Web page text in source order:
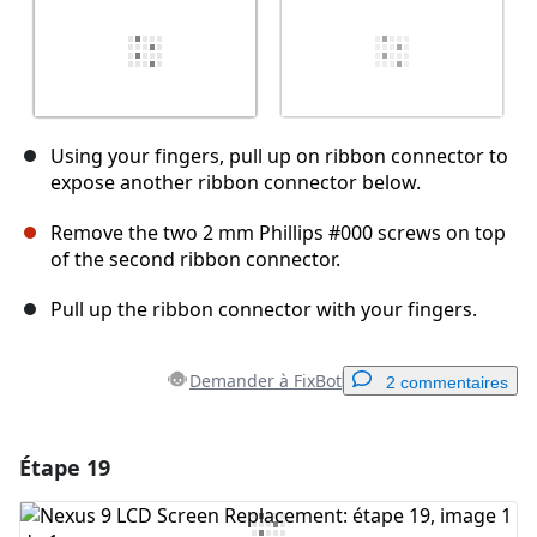
Using your fingers, pull up on ribbon connector to
expose another ribbon connector below.
Remove the two 2 mm Phillips #000 screws on top
of the second ribbon connector.
Pull up the ribbon connector with your fingers.
Demander à FixBot 2 commentaires
Ajouter un commentaire
Étape 19